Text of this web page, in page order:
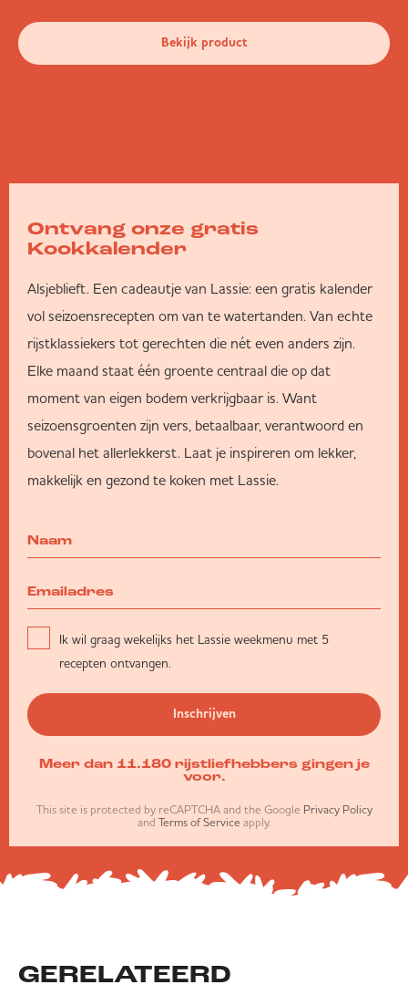
Bekijk product
Ontvang onze gratis
Kookkalender
Alsjeblieft. Een cadeautje van Lassie: een gratis kalender
vol seizoensrecepten om van te watertanden. Van echte
rijstklassiekers tot gerechten die nét even anders zijn.
Elke maand staat één groente centraal die op dat
moment van eigen bodem verkrijgbaar is. Want
seizoensgroenten zijn vers, betaalbaar, verantwoord en
bovenal het allerlekkerst. Laat je inspireren om lekker,
makkelijk en gezond te koken met Lassie.
Ik wil graag wekelijks het Lassie weekmenu met 5
recepten ontvangen.
Inschrijven
Meer dan 11.180 rijstliefhebbers gingen je
voor.
This site is protected by reCAPTCHA and the Google Privacy Policy
and Terms of Service apply.
GERELATEERD